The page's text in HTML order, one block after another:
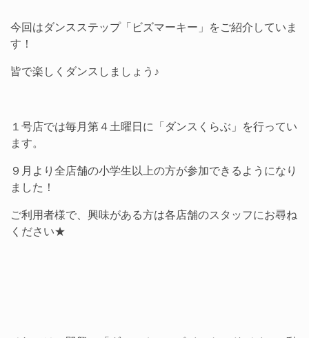
今回はダンスステップ「ビズマーキー」をご紹介していま
す！
皆で楽しくダンスしましょう♪
１号店では毎月第４土曜日に「ダンスくらぶ」を行ってい
ます。
９月より全店舗の小学生以上の方が参加できるようになり
ました！
ご利用者様で、興味がある方は各店舗のスタッフにお尋ね
ください★